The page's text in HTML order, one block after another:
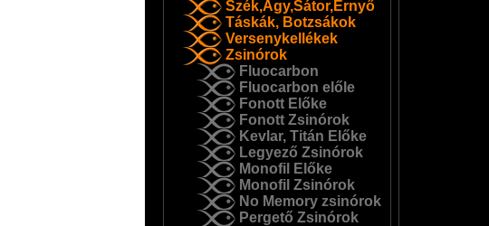
Szék,Ágy,Sátor,Ernyő
Táskák, Botzsákok
Versenykellékek
Zsinórok
Fluocarbon
Fluocarbon előle
Fonott Előke
Fonott Zsinórok
Kevlar, Titán Előke
Legyező Zsinórok
Monofil Előke
Monofil Zsinórok
No Memory zsinórok
Pergető Zsinórok